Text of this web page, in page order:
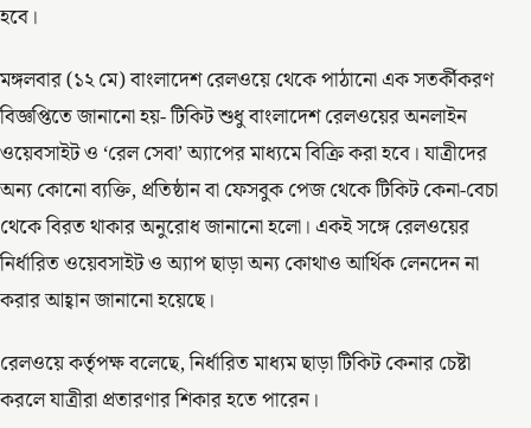
হবে।
মঙ্গলবার (১২ মে) বাংলাদেশ রেলওয়ে থেকে পাঠানো এক সতর্কীকরণ
বিজ্ঞপ্তিতে জানানো হয়- টিকিট শুধু বাংলাদেশ রেলওয়ের অনলাইন
ওয়েবসাইট ও ‘রেল সেবা’ অ্যাপের মাধ্যমে বিক্রি করা হবে। যাত্রীদের
অন্য কোনো ব্যক্তি, প্রতিষ্ঠান বা ফেসবুক পেজ থেকে টিকিট কেনা-বেচা
থেকে বিরত থাকার অনুরোধ জানানো হলো। একই সঙ্গে রেলওয়ের
নির্ধারিত ওয়েবসাইট ও অ্যাপ ছাড়া অন্য কোথাও আর্থিক লেনদেন না
করার আহ্বান জানানো হয়েছে।
রেলওয়ে কর্তৃপক্ষ বলেছে, নির্ধারিত মাধ্যম ছাড়া টিকিট কেনার চেষ্টা
করলে যাত্রীরা প্রতারণার শিকার হতে পারেন।